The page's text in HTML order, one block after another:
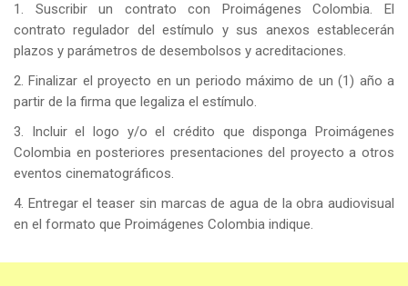
1. Suscribir un contrato con Proimágenes Colombia. El
contrato regulador del estímulo y sus anexos establecerán
plazos y parámetros de desembolsos y acreditaciones.
2. Finalizar el proyecto en un periodo máximo de un (1) año a
partir de la firma que legaliza el estímulo.
3. Incluir el logo y/o el crédito que disponga Proimágenes
Colombia en posteriores presentaciones del proyecto a otros
eventos cinematográficos.
4. Entregar el teaser sin marcas de agua de la obra audiovisual
en el formato que Proimágenes Colombia indique.